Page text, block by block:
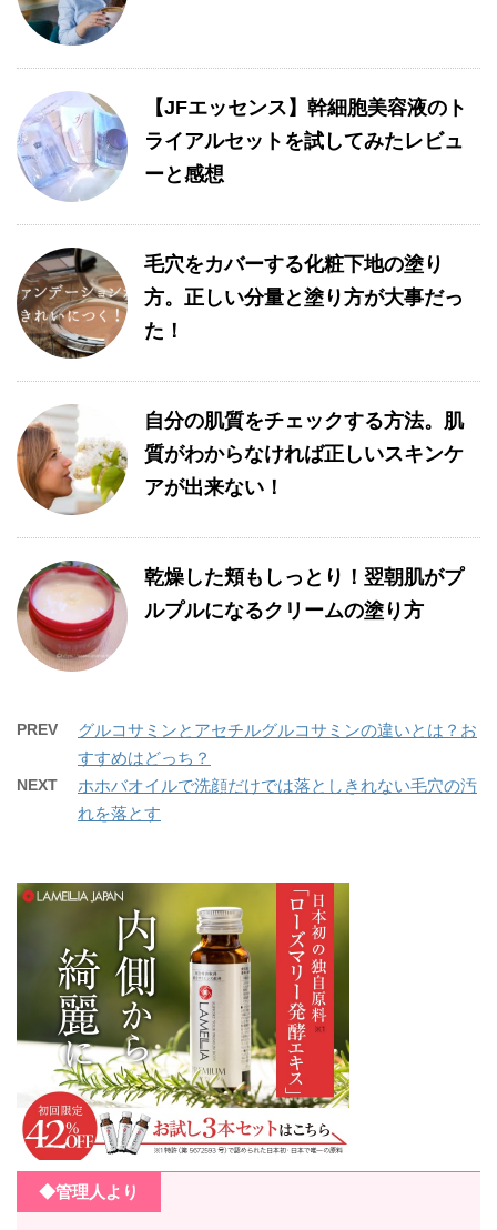
【JFエッセンス】幹細胞美容液のト
ライアルセットを試してみたレビュ
ーと感想
毛穴をカバーする化粧下地の塗り
方。正しい分量と塗り方が大事だっ
た！
自分の肌質をチェックする方法。肌
質がわからなければ正しいスキンケ
アが出来ない！
乾燥した頬もしっとり！翌朝肌がプ
ルプルになるクリームの塗り方
PREV
グルコサミンとアセチルグルコサミンの違いとは？お
すすめはどっち？
NEXT
ホホバオイルで洗顔だけでは落としきれない毛穴の汚
れを落とす
◆管理人より